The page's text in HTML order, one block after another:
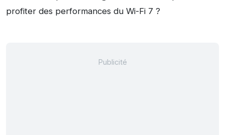
profiter des performances du Wi-Fi 7 ?